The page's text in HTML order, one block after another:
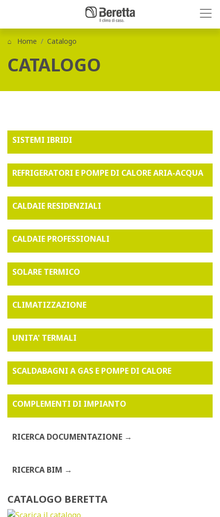
Home Catalogo
CATALOGO
SISTEMI IBRIDI
REFRIGERATORI E POMPE DI CALORE ARIA-ACQUA
CALDAIE RESIDENZIALI
CALDAIE PROFESSIONALI
SOLARE TERMICO
CLIMATIZZAZIONE
UNITA' TERMALI
SCALDABAGNI A GAS E POMPE DI CALORE
COMPLEMENTI DI IMPIANTO
RICERCA DOCUMENTAZIONE
RICERCA BIM
CATALOGO BERETTA